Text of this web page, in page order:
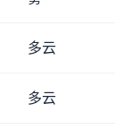
多云
多云